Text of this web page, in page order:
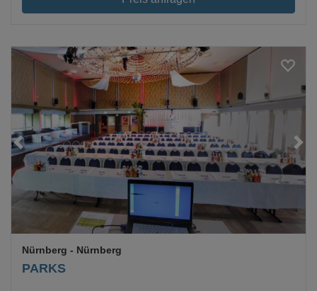
Loading...
PARKS
Nürnberg - Nürnberg